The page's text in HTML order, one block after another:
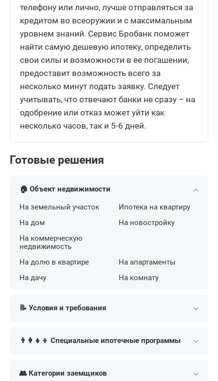
телефону или лично, лучше отправляться за
кредитом во всеоружии и с максимальным
уровнем знаний. Сервис Бробанк поможет
найти самую дешевую ипотеку, определить
свои силы и возможности в ее погашении,
предоставит возможность всего за
несколько минут подать заявку. Следует
учитывать, что отвечают банки не сразу – на
одобрение или отказ может уйти как
несколько часов, так и 5-6 дней.
Готовые решения
🏠 Объект недвижимости
На земельный участок
На дом
На коммерческую
недвижимость
Ипотека на квартиру
На новостройку
На долю в квартире
На дачу
На апартаменты
На комнату
📝 Условия и требования
Без официального
Под залог
👨‍👩‍👧‍👦 Специальные ипотечные программы
Социальная
👥 Категории заемщиков